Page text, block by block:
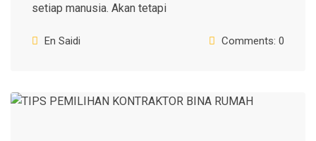
setiap manusia. Akan tetapi
En Saidi Comments: 0